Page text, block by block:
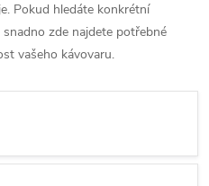
Pokud hledáte konkrétní
snadno zde najdete potřebné
vašeho kávovaru.